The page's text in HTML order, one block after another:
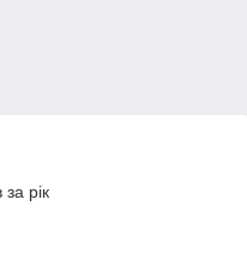
рік